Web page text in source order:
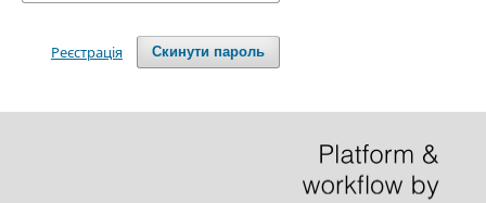
Скинути пароль
Реєстрація